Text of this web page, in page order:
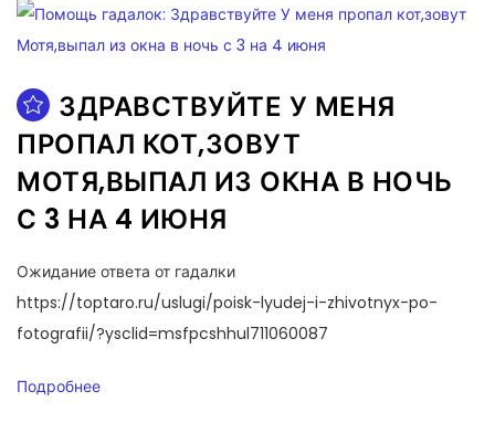
ЗДРАВСТВУЙТЕ У МЕНЯ
ПРОПАЛ КОТ,ЗОВУТ
МОТЯ,ВЫПАЛ ИЗ ОКНА В НОЧЬ
С 3 НА 4 ИЮНЯ
Ожидание ответа от гадалки
https://toptaro.ru/uslugi/poisk-lyudej-i-zhivotnyx-po-
fotografii/?ysclid=msfpcshhul711060087
Подробнее